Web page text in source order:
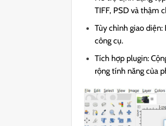
TIFF, PSD và thậm
Tùy chỉnh giao
công cụ.
Tích hợp plugin:
rộng tính năng của